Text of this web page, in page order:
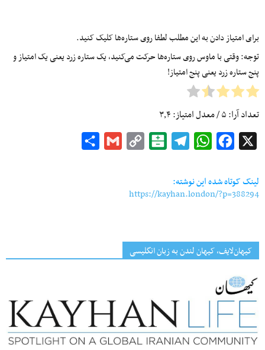
برای امتیاز دادن به این مطلب لطفا روی ستاره‌ها کلیک کنید.
توجه: وقتی با ماوس روی ستاره‌ها حرکت می‌کنید، یک ستاره زرد یعنی یک امتیاز و
پنج ستاره زرد یعنی پنج امتیاز!
تعداد آرا:۵/ معدل امتیاز:۳٫۴
Facebook
WhatsApp
Telegram
Balatarin
Copy
Gmail
لینک کوتاه شده این نوشته:
https://kayhan.london/?p=388294
کیهان‌لایف، کیهان لندن به زبان انگلیسی